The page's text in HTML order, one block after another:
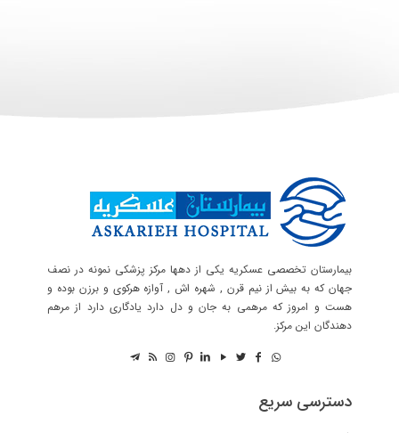
بیمارستان تخصصی عسکریه یکی از دهها مرکز پزشکی نمونه در نصف
جهان که به بیش از نیم قرن , شهره اش , آوازه هرکوی و برزن بوده و
هست و امروز که مرهمی به جان و دل دارد یادگاری دارد از مرهم
دهندگان این مرکز.
دسترسی سریع